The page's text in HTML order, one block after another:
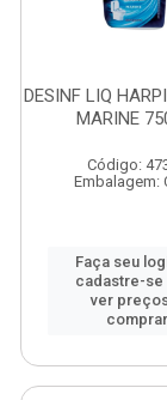
DESINF LIQ
MARINE
Código:
Embalagem:
Faça seu
cadastre-se
ver
comprar